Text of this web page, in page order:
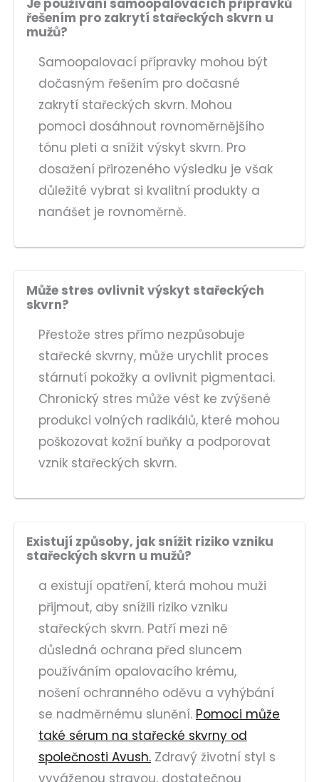
řešením pro zakrytí stařeckých skvrn u
mužů?
Samoopalovací přípravky mohou být
dočasným řešením pro dočasné
zakrytí stařeckých skvrn. Mohou
pomoci dosáhnout rovnoměrnějšího
tónu pleti a snížit výskyt skvrn. Pro
dosažení přirozeného výsledku je však
důležité vybrat si kvalitní produkty a
nanášet je rovnoměrně.
Může stres ovlivnit výskyt stařeckých
skvrn?
Přestože stres přímo nezpůsobuje
stařecké skvrny, může urychlit proces
stárnutí pokožky a ovlivnit pigmentaci.
Chronický stres může vést ke zvýšené
produkci volných radikálů, které mohou
poškozovat kožní buňky a podporovat
vznik stařeckých skvrn.
Existují způsoby, jak snížit riziko vzniku
stařeckých skvrn u mužů?
a existují opatření, která mohou muži
přijmout, aby snížili riziko vzniku
stařeckých skvrn. Patří mezi ně
důsledná ochrana před sluncem
používáním opalovacího krému,
nošení ochranného oděvu a vyhýbání
se nadměrnému slunění. Pomoci může
také sérum na stařecké skvrny od
společnosti Avush. Zdravý životní styl s
vyváženou stravou, dostatečnou